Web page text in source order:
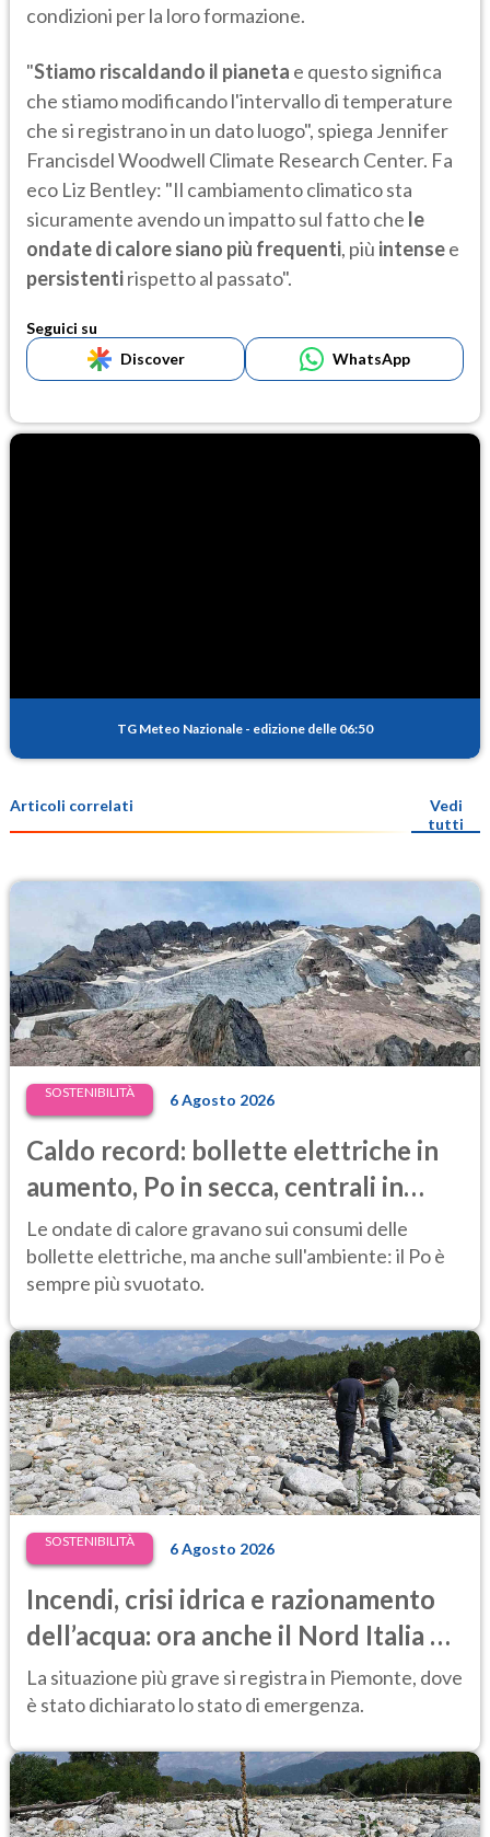
condizioni per la loro formazione.
"Stiamo riscaldando il pianeta e questo significa
che stiamo modificando l'intervallo di temperature
che si registrano in un dato luogo", spiega Jennifer
Francisdel Woodwell Climate Research Center. Fa
eco Liz Bentley: "Il cambiamento climatico sta
sicuramente avendo un impatto sul fatto che le
ondate di calore siano più frequenti, più intensee
persistentirispetto al passato".
Seguici su
Discover
WhatsApp
TG Meteo Nazionale - edizione delle 06:50
Articoli correlati
Vedi
tutti
SOSTENIBILITÀ 6 Agosto 2026
Caldo record: bollette elettriche in
aumento, Po in secca, centrali in
difficoltà e prezzi dell’energia ai
massimi
Le ondate di calore gravano sui consumi delle
bollette elettriche, ma anche sull'ambiente: il Po è
sempre più svuotato.
SOSTENIBILITÀ 6 Agosto 2026
Incendi, crisi idrica e razionamento
dell’acqua: ora anche il Nord Italia è
in difficoltà
La situazione più grave si registra in Piemonte, dove
è stato dichiarato lo stato di emergenza.